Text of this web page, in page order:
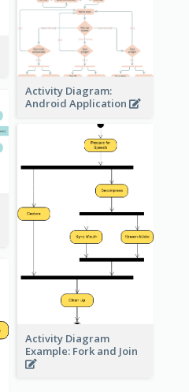
Activity Diagram:
Android Application
Activity Diagram
Example: Fork and Join